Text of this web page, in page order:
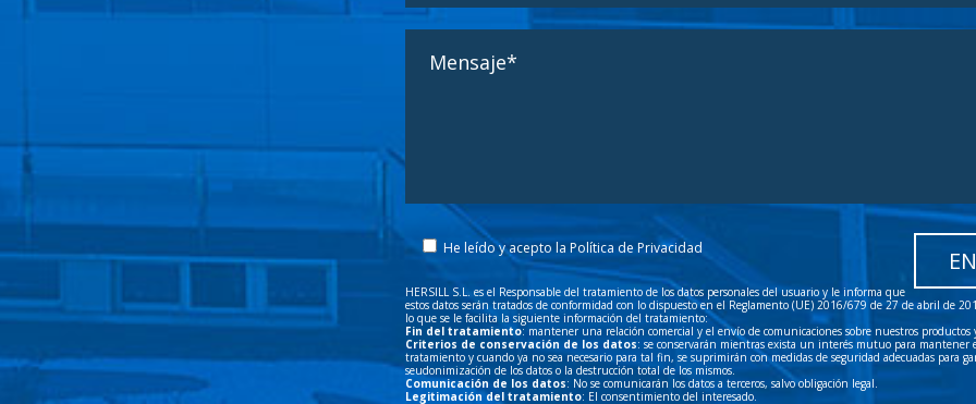
He leído y acepto la Política de Privacidad
HERSILL S.L. es el Responsable del tratamiento de los datos personales del usuario y le informa que
estos datos serán tratados de conformidad con lo dispuesto en el Reglamento (UE) 2016/679 de 27 de abril de
lo que se le facilita la siguiente información del tratamiento:
Fin del tratamiento: mantener una relación comercial y el envío de comunicaciones sobre nuestros productos
Criterios de conservación de los datos: se conservarán mientras exista un interés mutuo para mantener
tratamiento y cuando ya no sea necesario para tal fin, se suprimirán con medidas de seguridad adecuadas para
seudonimización de los datos o la destrucción total de los mismos.
Comunicación de los datos: No se comunicarán los datos a terceros, salvo obligación legal.
Legitimación del tratamiento: El consentimiento del interesado.